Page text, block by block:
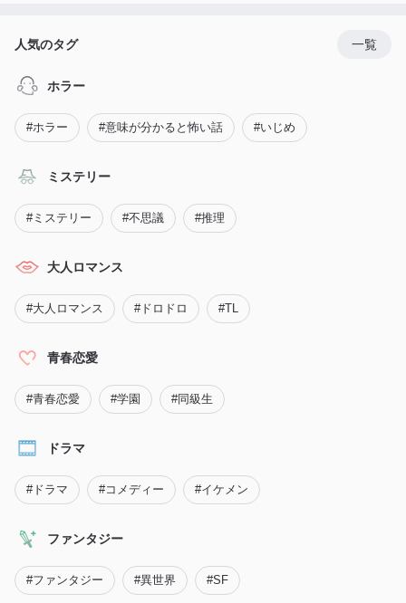
人気のタグ 一覧
ホラー
#ホラー #意味が分かると怖い話 #いじめ
ミステリー
#ミステリー #不思議 #推理
大人ロマンス
#大人ロマンス #ドロドロ #TL
青春恋愛
#青春恋愛 #学園 #同級生
ドラマ
#ドラマ #コメディー #イケメン
ファンタジー
#ファンタジー #異世界 #SF